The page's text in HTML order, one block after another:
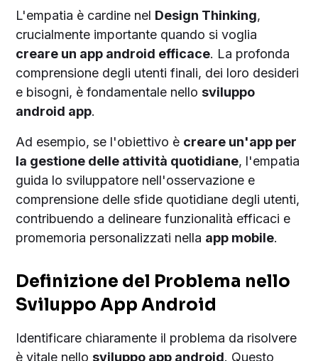
L'empatia è cardine nel Design Thinking,
crucialmente importante quando si voglia
creare un app android efficace. La profonda
comprensione degli utenti finali, dei loro desideri
e bisogni, è fondamentale nellosviluppo
android app.
Ad esempio, se l'obiettivo è creare un'app per
la gestione delle attività quotidiane, l'empatia
guida lo sviluppatore nell'osservazione e
comprensione delle sfide quotidiane degli utenti,
contribuendo a delineare funzionalità efficaci e
promemoria personalizzati nella app mobile.
Definizione del Problema nello
Sviluppo App Android
Identificare chiaramente il problema da risolvere
è vitale nellosviluppo app android. Questo